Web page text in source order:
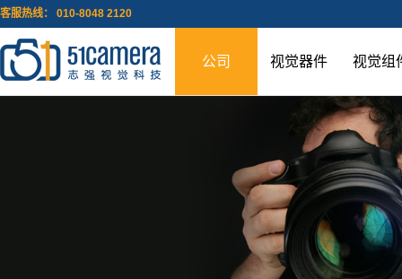
客服热线： 010-8048 2120
公司 视觉器件 视觉组